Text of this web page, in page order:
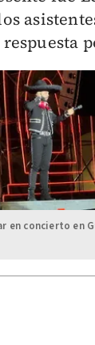
en concierto en